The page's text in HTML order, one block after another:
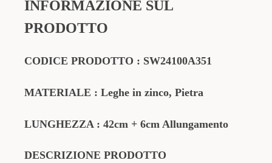
INFORMAZIONE SUL
PRODOTTO
CODICE PRODOTTO : SW24100A351
MATERIALE : Leghe in zinco, Pietra
LUNGHEZZA : 42cm + 6cm Allungamento
DESCRIZIONE PRODOTTO